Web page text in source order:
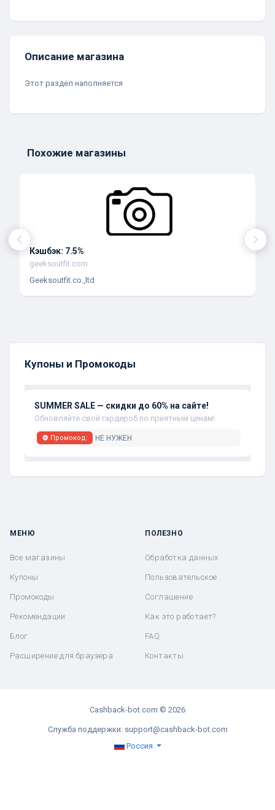
Описание магазина
Этот раздел наполняется
Похожие магазины
Кэшбэк: 7.5%
geeksoutfit.com
Geeksoutfit.co.,ltd
Купоны и Промокоды
SUMMER SALE — скидки до 60% на сайте!
Обновляйте свой гардероб по приятным ценам!
Промокод: НЕ НУЖЕН
МЕНЮ
Все магазины
Купоны
Промокоды
Рекомендации
Блог
Расширение для браузера
ПОЛЕЗНО
Обработка данных
Пользовательское
Соглашение
Как это работает?
FAQ
Контакты
Cashback-bot.com © 2026
Служба поддержки: support@cashback-bot.com
Россия